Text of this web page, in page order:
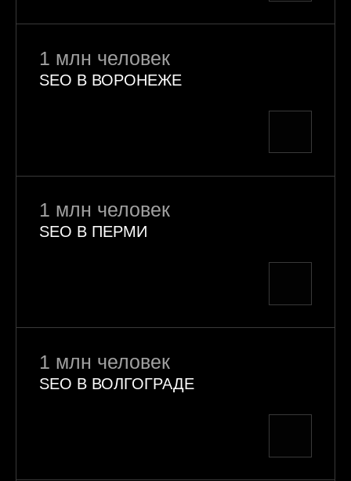
1 млн человек
SEO В ВОРОНЕЖЕ
1 млн человек
SEO В ПЕРМИ
1 млн человек
SEO В ВОЛГОГРАДЕ